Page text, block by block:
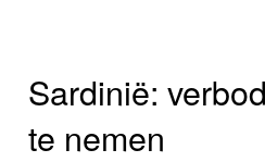
Sardinië:
te nemen